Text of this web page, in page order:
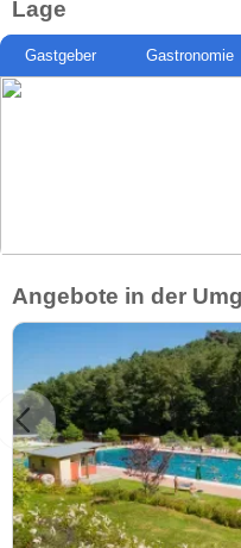
Lage
Gastgeber Gastronomie
Angebote in der